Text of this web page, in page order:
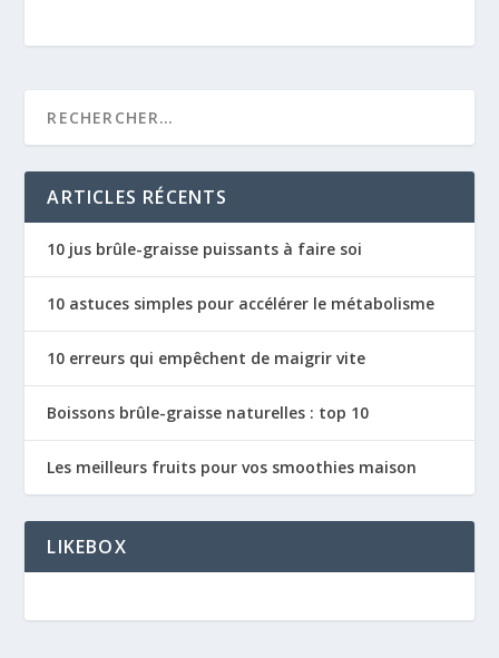
ARTICLES RÉCENTS
10 jus brûle-graisse puissants à faire soi
10 astuces simples pour accélérer le métabolisme
10 erreurs qui empêchent de maigrir vite
Boissons brûle-graisse naturelles : top 10
Les meilleurs fruits pour vos smoothies maison
LIKEBOX